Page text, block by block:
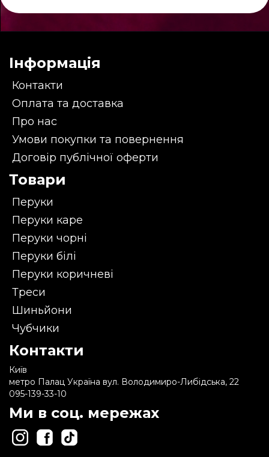
Інформація
Контакти
Оплата та доставка
Про нас
Умови покупки та повернення
Договір публічної оферти
Товари
Перуки
Перуки каре
Перуки чорні
Перуки білі
Перуки коричневі
Треси
Шиньйони
Чубчики
Контакти
Київ
метро Палац Україна вул. Володимиро-Либідська, 22
095-139-33-10
Ми в соц. мережах